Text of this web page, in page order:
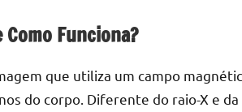
Funciona?
que utiliza um campo
do corpo. Diferente do raio-X e